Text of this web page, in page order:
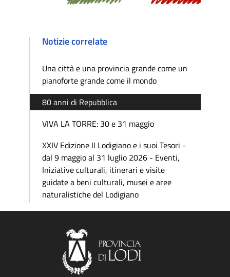
Notizie correlate
Una città e una provincia grande come un
pianoforte grande come il mondo
80 anni di Repubblica
VIVA LA TORRE: 30 e 31 maggio
XXIV Edizione Il Lodigiano e i suoi Tesori -
dal 9 maggio al 31 luglio 2026 - Eventi,
Iniziative culturali, itinerari e visite
guidate a beni culturali, musei e aree
naturalistiche del Lodigiano